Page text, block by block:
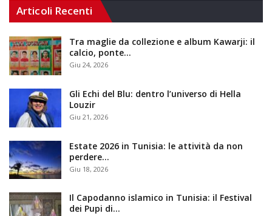
Articoli Recenti
Tra maglie da collezione e album Kawarji: il
calcio, ponte…
Giu 24, 2026
Gli Echi del Blu: dentro l’universo di Hella
Louzir
Giu 21, 2026
Estate 2026 in Tunisia: le attività da non
perdere…
Giu 18, 2026
Il Capodanno islamico in Tunisia: il Festival
dei Pupi di…